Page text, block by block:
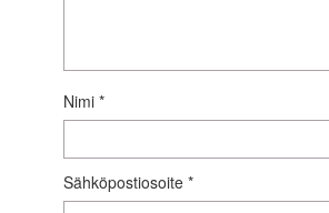
Nimi *
Sähköpostiosoite *